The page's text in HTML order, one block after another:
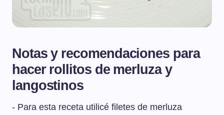
Notas y recomendaciones para
hacer rollitos de merluza y
langostinos
- Para esta receta utilicé filetes de merluza